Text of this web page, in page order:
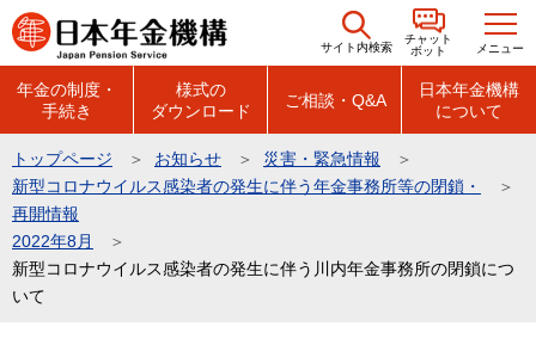
こ
の
の
先
頭
で
す
サイト内検索
チャット
ボット
メニュー
年金の制度・
手続き
様式の
ダウンロード
ご相談・Q&A
日本年金機構
について
トップページ お知らせ
災害・緊急情報
新型コロナウイルス感染者の発生に伴う年金事務所等の閉鎖・
再開情報
2022年8月
新型コロナウイルス感染者の発生に伴う川内年金事務所の閉鎖につ
いて